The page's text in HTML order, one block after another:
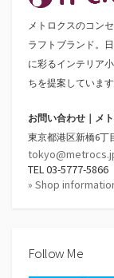
ー
ジ
送
メトロクスのコン
ラフトブランド。
に彩るインテリア
ちを提案しています
お問い合わせ｜メ
東京都港区新橋6丁
TEL 03-5777-5866
» Shop
Follow Me